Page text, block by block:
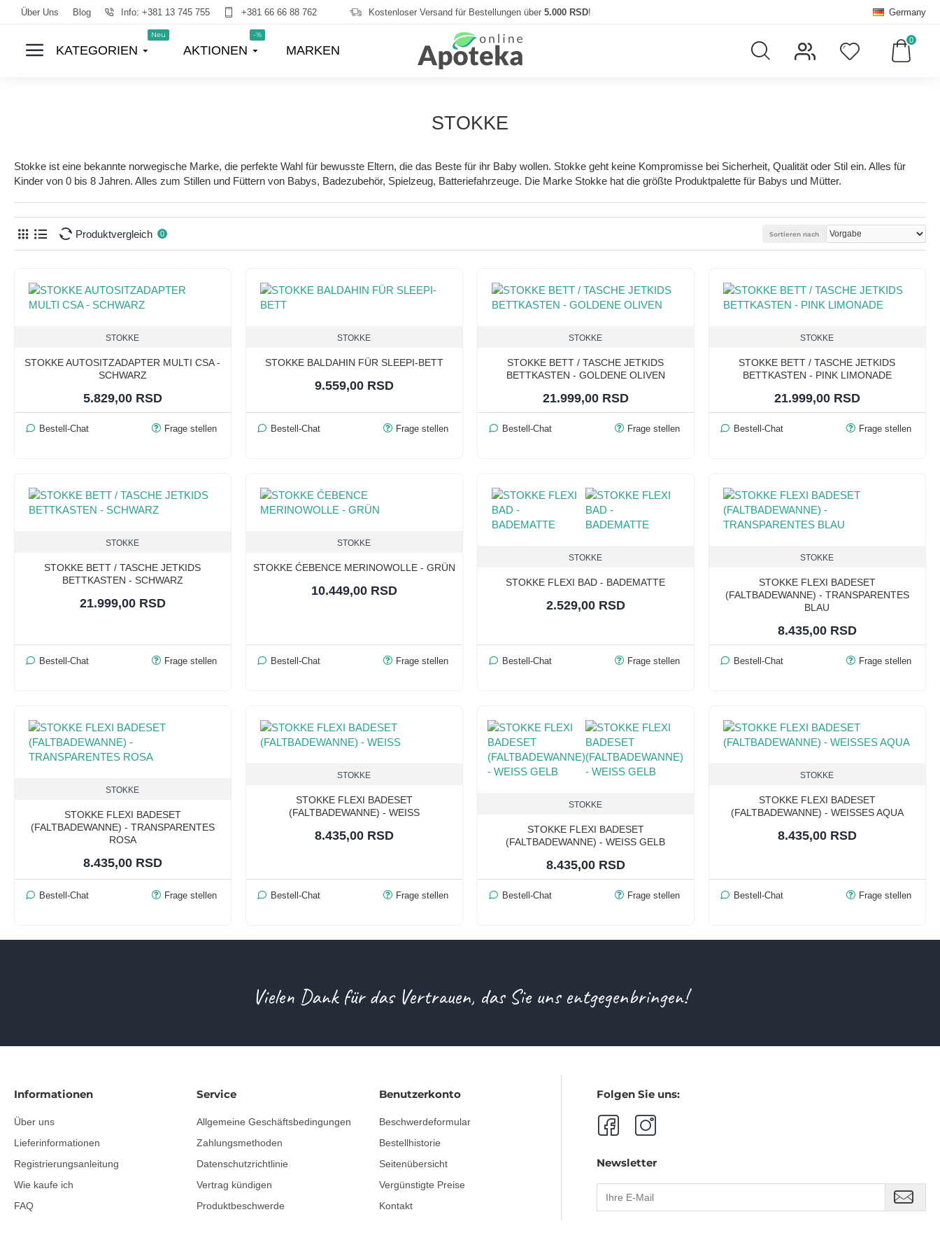
Über Uns Blog Info: +381 13 745 755 +381 66 66 88 762 Kostenloser Versand für Bestellungen über 5.000 RSD! Germany
KATEGORIEN
Neu
AKTIONEN
-%
MARKEN
0
STOKKE
Stokke ist eine bekannte norwegische Marke, die perfekte Wahl für bewusste Eltern, die das Beste für ihr Baby wollen. Stokke geht keine Kompromisse bei Sicherheit, Qualität oder Stil ein. Alles für
Kinder von 0 bis 8 Jahren. Alles zum Stillen und Füttern von Babys, Badezubehör, Spielzeug, Batteriefahrzeuge. Die Marke Stokke hat die größte Produktpalette für Babys und Mütter.
Produktvergleich 0 Sortieren nach
STOKKE
STOKKE AUTOSITZADAPTER MULTI CSA -
SCHWARZ
5.829,00 RSD
Bestell-Chat Frage stellen
STOKKE
STOKKE BALDAHIN FÜR SLEEPI-BETT
9.559,00 RSD
Bestell-Chat Frage stellen
STOKKE
STOKKE BETT / TASCHE JETKIDS
BETTKASTEN - GOLDENE OLIVEN
21.999,00 RSD
Bestell-Chat Frage stellen
STOKKE
STOKKE BETT / TASCHE JETKIDS
BETTKASTEN - PINK LIMONADE
21.999,00 RSD
Bestell-Chat Frage stellen
STOKKE
STOKKE BETT / TASCHE JETKIDS
BETTKASTEN - SCHWARZ
21.999,00 RSD
Bestell-Chat Frage stellen
STOKKE
STOKKE ĆEBENCE MERINOWOLLE - GRÜN
10.449,00 RSD
Bestell-Chat Frage stellen
STOKKE
STOKKE FLEXI BAD - BADEMATTE
2.529,00 RSD
Bestell-Chat Frage stellen
STOKKE
STOKKE FLEXI BADESET
(FALTBADEWANNE) - TRANSPARENTES
BLAU
8.435,00 RSD
Bestell-Chat Frage stellen
STOKKE
STOKKE FLEXI BADESET
(FALTBADEWANNE) - TRANSPARENTES
ROSA
8.435,00 RSD
Bestell-Chat Frage stellen
STOKKE
STOKKE FLEXI BADESET
(FALTBADEWANNE) - WEISS
8.435,00 RSD
Bestell-Chat Frage stellen
STOKKE
STOKKE FLEXI BADESET
(FALTBADEWANNE) - WEISS GELB
8.435,00 RSD
Bestell-Chat Frage stellen
STOKKE
STOKKE FLEXI BADESET
(FALTBADEWANNE) - WEISSES AQUA
8.435,00 RSD
Bestell-Chat Frage stellen
Vielen Dank für das Vertrauen, das Sie uns entgegenbringen!
Informationen
Über uns
Lieferinformationen
Registrierungsanleitung
Wie kaufe ich
FAQ
Service
Allgemeine Geschäftsbedingungen
Zahlungsmethoden
Datenschutzrichtlinie
Vertrag kündigen
Produktbeschwerde
Benutzerkonto
Beschwerdeformular
Bestellhistorie
Seitenübersicht
Vergünstigte Preise
Kontakt
Folgen Sie uns:
Newsletter